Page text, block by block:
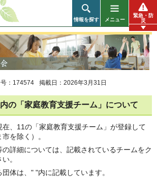
情報を探す メニュー
緊急・防
災
：174574 掲載日：2026年3月31日
の「家庭教育支援チーム」について
、11の「家庭教育支援チーム」が登録して
を除く）。
詳細については、記載されているチームをク
。
体は、" "内に記載しています。